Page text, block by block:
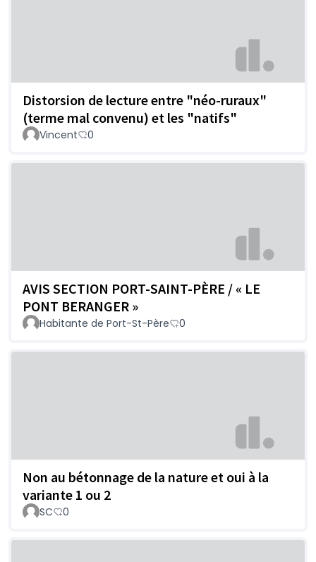
Distorsion de lecture entre "néo-ruraux"
(terme mal convenu) et les "natifs"
Vincent 0
AVIS SECTION PORT-SAINT-PÈRE / « LE
PONT BERANGER »
Habitante de Port-St-Père 0
Non au bétonnage de la nature et oui à la
variante 1 ou 2
SC 0